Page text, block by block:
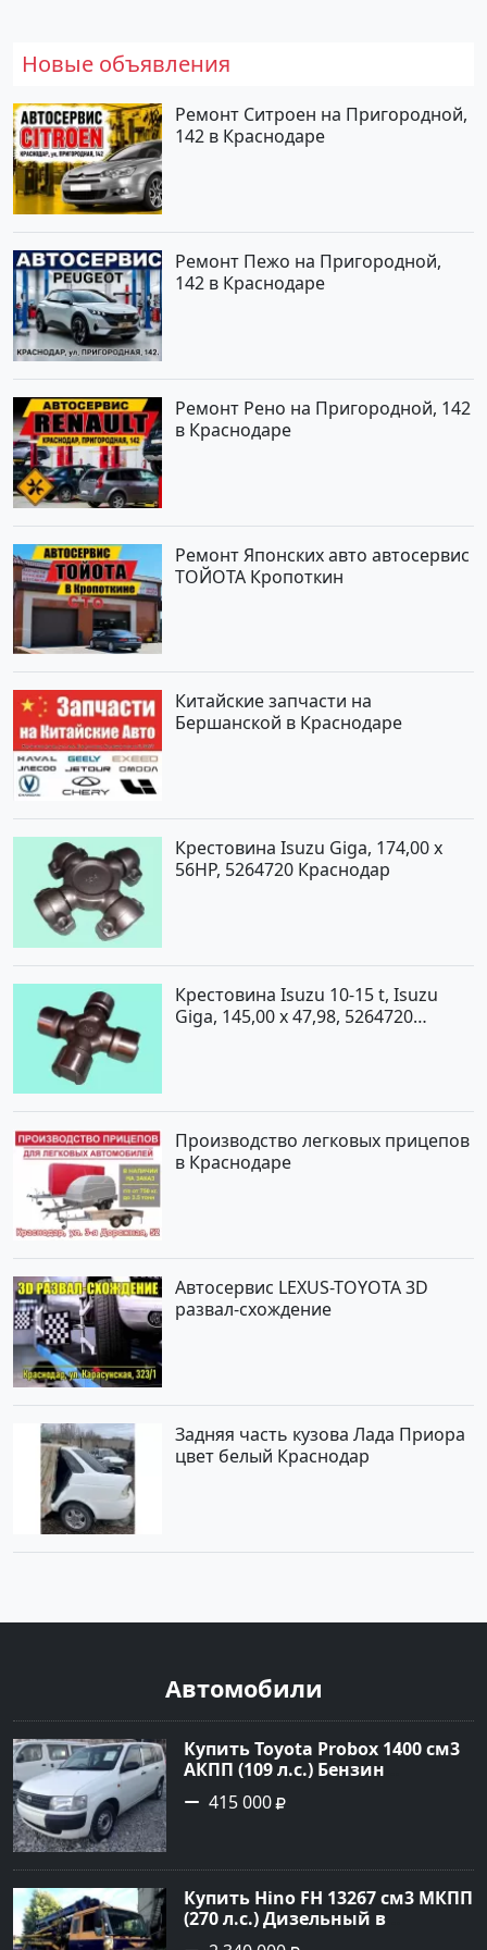
Новые объявления
Ремонт Ситроен на Пригородной,
142 в Краснодаре
Ремонт Пежо на Пригородной,
142 в Краснодаре
Ремонт Рено на Пригородной, 142
в Краснодаре
Ремонт Японских авто автосервис
ТОЙОТА Кропоткин
Китайские запчасти на
Бершанской в Краснодаре
Крестовина Isuzu Giga, 174,00 x
56HP, 5264720 Краснодар
Крестовина Isuzu 10-15 t, Isuzu
Giga, 145,00 x 47,98, 5264720
Производство легковых прицепов
в Краснодаре
Автосервис LEXUS-TOYOTA 3D
развал-схождение
Задняя часть кузова Лада Приора
цвет белый Краснодар
Автомобили
Купить Toyota Probox 1400 см3
АКПП (109 л.с.) Бензин
инжектор в Новороссийск:
цвет белый Универсал 2010
Авторынок23
415 000
Купить Hino FH 13267 см3 МКПП
(270 л.с.) Дизельный в
г.Краснодар: цвет Синий